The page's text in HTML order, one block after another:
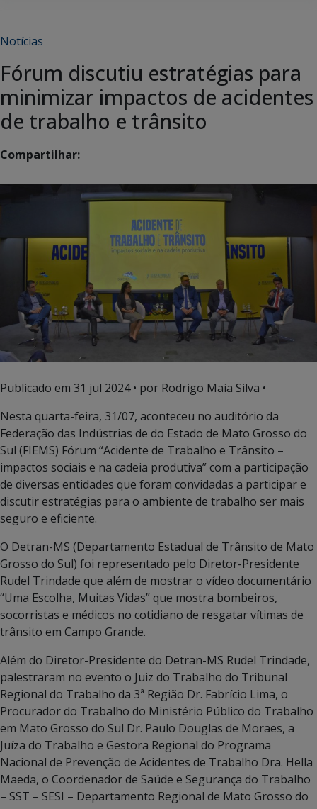
Notícias
Fórum discutiu estratégias para
minimizar impactos de acidentes
de trabalho e trânsito
Compartilhar:
Publicado em 31 jul 2024• por Rodrigo Maia Silva •
Nesta quarta-feira, 31/07, aconteceu no auditório da
Federação das Indústrias de do Estado de Mato Grosso do
Sul (FIEMS) Fórum “Acidente de Trabalho e Trânsito –
impactos sociais e na cadeia produtiva” com a participação
de diversas entidades que foram convidadas a participar e
discutir estratégias para o ambiente de trabalho ser mais
seguro e eficiente.
O Detran-MS (Departamento Estadual de Trânsito de Mato
Grosso do Sul) foi representado pelo Diretor-Presidente
Rudel Trindade que além de mostrar o vídeo documentário
“Uma Escolha, Muitas Vidas” que mostra bombeiros,
socorristas e médicos no cotidiano de resgatar vítimas de
trânsito em Campo Grande.
Além do Diretor-Presidente do Detran-MS Rudel Trindade,
palestraram no evento o Juiz do Trabalho do Tribunal
Regional do Trabalho da 3ª Região Dr. Fabrício Lima, o
Procurador do Trabalho do Ministério Público do Trabalho
em Mato Grosso do Sul Dr. Paulo Douglas de Moraes, a
Juíza do Trabalho e Gestora Regional do Programa
Nacional de Prevenção de Acidentes de Trabalho Dra. Hella
Maeda, o Coordenador de Saúde e Segurança do Trabalho
– SST – SESI – Departamento Regional de Mato Grosso do